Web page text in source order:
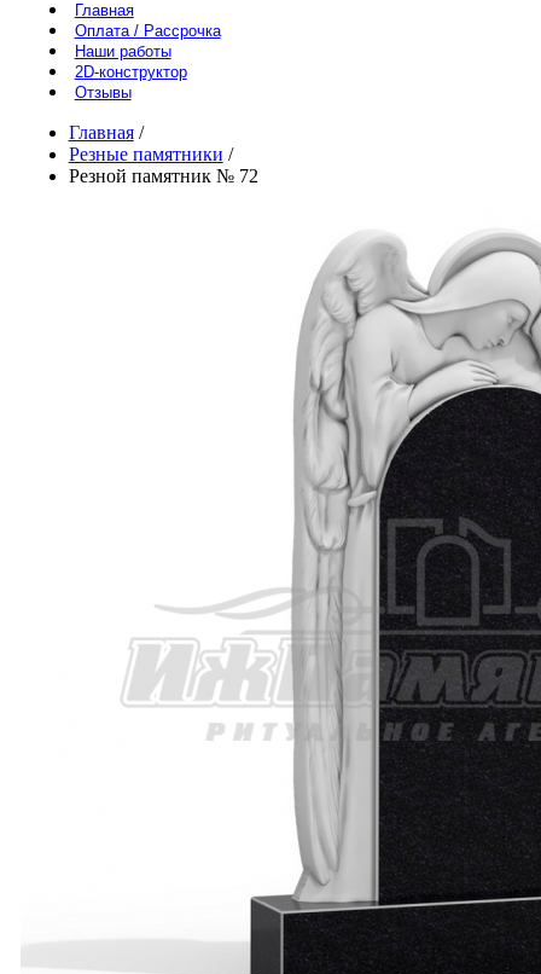
Главная
Оплата / Рассрочка
Наши работы
2D-конструктор
Отзывы
Главная /
Резные памятники /
Резной памятник № 72